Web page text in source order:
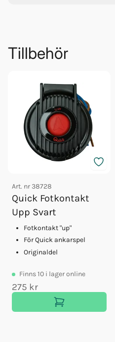
Tillbehör
Art. nr 38728
Quick Fotkontakt
Upp Svart
Fotkontakt "up"
För Quick ankarspel
Originaldel
Finns10 i lager online
275 kr